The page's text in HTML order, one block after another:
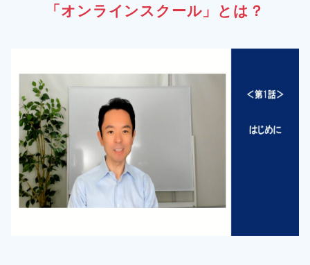
「オンラインスクール」とは？